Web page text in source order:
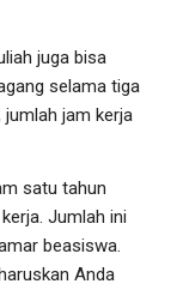
juga bisa
selama tiga
jumlah jam kerja
satu tahun
Jumlah ini
beasiswa.
Anda